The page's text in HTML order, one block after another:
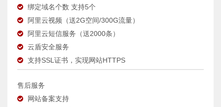
绑定域名个数 支持5个
阿里云视频（送2G空间/300G流量）
阿里云短信服务（送2000条）
云盾安全服务
支持SSL证书，实现网站HTTPS
售后服务
网站备案支持